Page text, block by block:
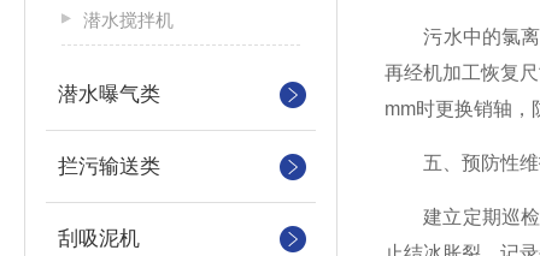
潜水搅拌机
潜水曝气类
拦污输送类
刮吸泥机
污水中的氯离
再经机加工恢复
mm时更换销轴，
五、预防性维
建立定期巡检